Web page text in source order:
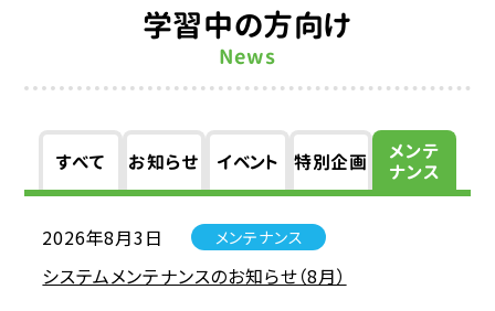
学習中の方向け
News
すべて お知らせ イベント 特別企画
メンテ
ナンス
2026年8月3日 メンテナンス
システムメンテナンスのお知らせ（8月）